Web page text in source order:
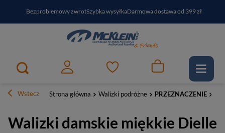
Bezproblemowy zwrotSzybka wysyłkaDarmowa dostawa od 399 zł
PayPo - kup i zapłać za30 dniZapisz się do newslettera i odbierz RABAT
Wstecz Strona główna Walizki podróżne PRZEZNACZENIE
Walizki damskie miękkie Dielle